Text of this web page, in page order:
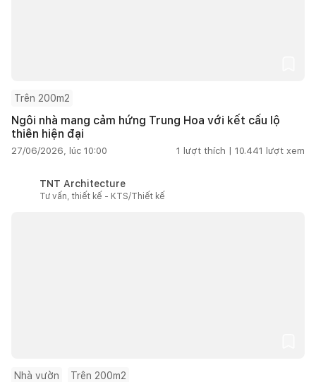
Trên 200m2
Ngôi nhà mang cảm hứng Trung Hoa với kết cấu lộ
thiên hiện đại
27/06/2026, lúc 10:00 1 lượt thích | 10.441 lượt xem
TNT Architecture
Tư vấn, thiết kế - KTS/Thiết kế
Nhà vườn Trên 200m2